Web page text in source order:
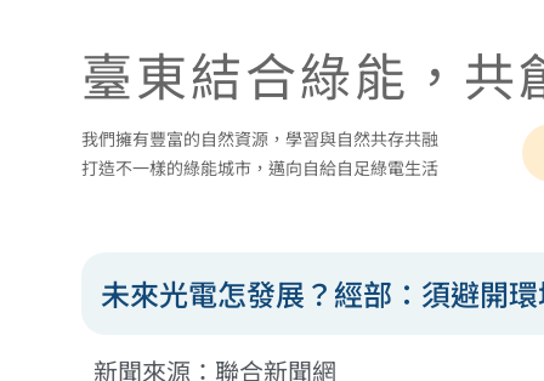
臺東結合綠能，共
我們擁有豐富的自然資源，學習與自然共存共融
打造不一樣的綠能城市，邁向自給自足綠電生活
未來光電怎發展？經部：須避開
新聞來源：聯合新聞網